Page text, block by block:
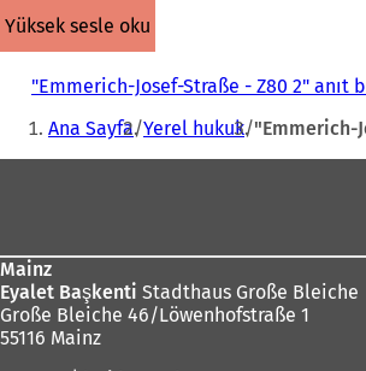
yüksek sesle oku
"Emmerich-Josef-Straße - Z80 2"
Buradasınız:
Ana Sayfa Yerel hukuk "Emmerich-
Mainz
Eyalet Başkenti Stadthaus Große Bleiche
Große Bleiche 46/Löwenhofstraße 1
55116 Mainz